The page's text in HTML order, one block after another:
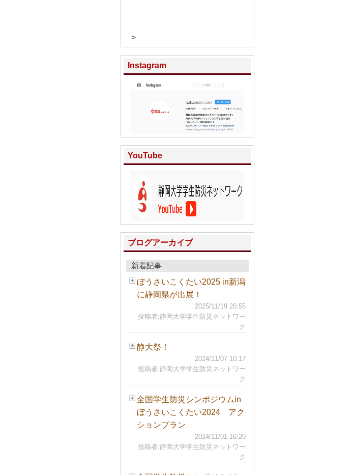
>
Instagram
YouTube
ブログアーカイブ
新着記事
ぼうさいこくたい2025 in新潟
に静岡県が出展！
2025/11/19 20:55
投稿者:静岡大学学生防災ネットワー
ク
静大祭！
2024/11/07 10:17
投稿者:静岡大学学生防災ネットワー
ク
全国学生防災シンポジウムin
ぼうさいこくたい2024 アク
ションプラン
2024/11/01 16:20
投稿者:静岡大学学生防災ネットワー
ク